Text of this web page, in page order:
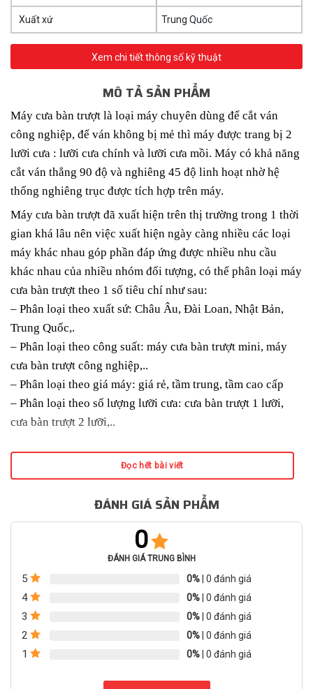
MÔ TẢ SẢN PHẨM
Máy cưa bàn trượt là loại máy chuyên dùng để cắt ván
công nghiệp, để ván không bị mẻ thì máy được trang bị 2
lưỡi cưa : lưỡi cưa chính và lưỡi cưa mồi. Máy có khả năng
cắt ván thẳng 90 độ và nghiêng 45 độ linh hoạt nhờ hệ
thống nghiêng trục được tích hợp trên máy.
Máy cưa bàn trượt đã xuất hiện trên thị trường trong 1 thời
gian khá lâu nên việc xuất hiện ngày càng nhiều các loại
máy khác nhau góp phần đáp ứng được nhiều nhu cầu
khác nhau của nhiều nhóm đối tượng, có thể phân loại máy
cưa bàn trượt theo 1 số tiêu chí như sau:
– Phân loại theo xuất sứ: Châu Âu, Đài Loan, Nhật Bản,
Trung Quốc,.
– Phân loại theo công suất: máy cưa bàn trượt mini, máy
cưa bàn trượt công nghiệp,..
– Phân loại theo giá máy: giá rẻ, tầm trung, tầm cao cấp
– Phân loại theo số lượng lưỡi cưa: cưa bàn trượt 1 lưỡi,
cưa bàn trượt 2 lưỡi,..
Đọc hết bài viết
ĐÁNH GIÁ SẢN PHẨM
0
ĐÁNH GIÁ TRUNG BÌNH
5 0% | 0 đánh giá
4 0% | 0 đánh giá
3 0% | 0 đánh giá
2 0% | 0 đánh giá
1 0% | 0 đánh giá
Xuất xứ Trung Quốc
Xem chi tiết thông số kỹ thuật